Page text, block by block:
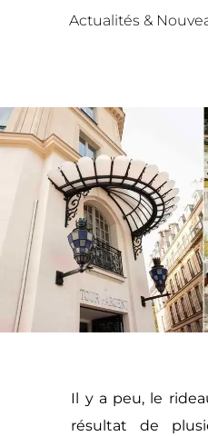
Actualités &
Il y a peu, le
résultat de